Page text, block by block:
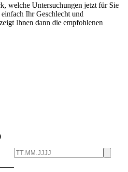
welche Untersuchungen jetzt für Sie
Ihr Geschlecht und
Ihnen dann die empfohlenen